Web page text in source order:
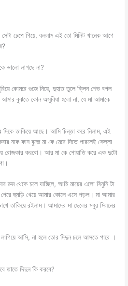
চেপে গিয়ে, বললাম এই তো মিনিট খানেক আগে
ভালো লাগছে না?
কোমরে গুজে নিয়ে, দুহাত তুলে ক্লিন শেভ বগল
আমার বুঝতে কোন অসুবিধা হলো না, যে মা আমাকে
দিকে তাকিয়ে আছে। আমি চিন্তা করে নিলাম, এই
নাক কান বুজে মা কে মেরে দিতে পারলেই কেল্লা
রোজকার করবো। আর মা কে পোয়াতি করে এক দুটো
রুম থেকে চলে যাচ্ছিল, আমি মায়ের এলো বিনুনি টা
পেরে হুমড়ি খেয়ে আমার কোলে এসে পড়ল। মা আমার
তাকিয়ে রইলাম। আমাদের মা ছেলের মধুর মিলনের
লাগিয়ে আসি, না হলে তোর দিদুন চলে আসতে পারে ।
তাতে দিদুন কি করবে?